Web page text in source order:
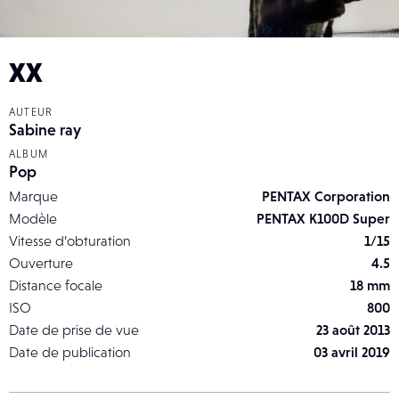
XX
AUTEUR
Sabine ray
ALBUM
Pop
Marque
PENTAX Corporation
Modèle
PENTAX K100D Super
Vitesse d’obturation
1/15
Ouverture
4.5
Distance focale
18 mm
ISO
800
Date de prise de vue
23 août 2013
Date de publication
03 avril 2019